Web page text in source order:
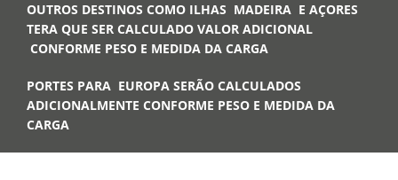
OUTROS DESTINOS COMO ILHAS MADEIRA E AÇORES
TERA QUE SER CALCULADO VALOR ADICIONAL
CONFORME PESO E MEDIDA DA CARGA
PORTES PARA EUROPA SERÃO CALCULADOS
ADICIONALMENTE CONFORME PESO E MEDIDA DA
CARGA